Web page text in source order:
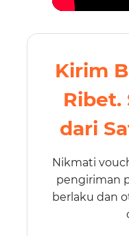
Kirim
Ribet.
dari
Nikmati
pengiriman
berlaku dan